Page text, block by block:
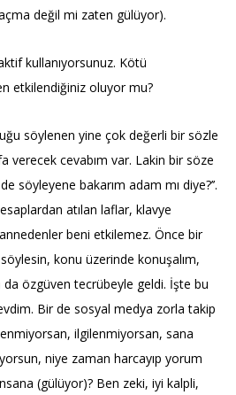
değil mi zaten gülüyor).
kullanıyorsunuz. Kötü
etkilendiğiniz oluyor mu?
söylenen yine çok değerli bir sözle
verecek cevabım var. Lakin bir söze
söyleyene bakarım adam mı diye?’’.
atılan laflar, klavye
beni etkilemez. Önce bir
konu üzerinde konuşalım,
da özgüven tecrübeyle geldi. İşte bu
Bir de sosyal medya zorla takip
ilgilenmiyorsan, sana
niye zaman harcayıp yorum
(gülüyor)? Ben zeki, iyi kalpli,